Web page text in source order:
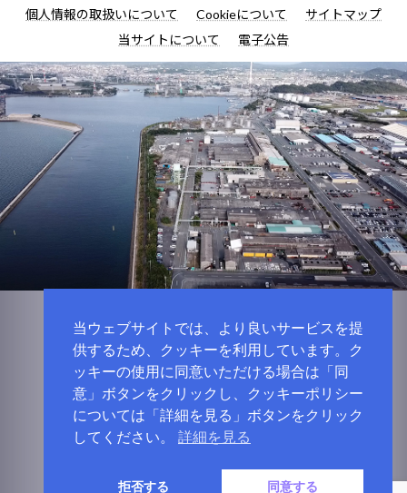
個人情報の取扱いについて Cookieについて
サイトマップ
当サイトについて
電子公告
当ウェブサイトでは、より良いサービスを提
供するため、クッキーを利用しています。ク
ッキーの使用に同意いただける場合は「同
意」ボタンをクリックし、クッキーポリシー
については「詳細を見る」ボタンをクリック
してください。 詳細を見る
拒否する 同意する